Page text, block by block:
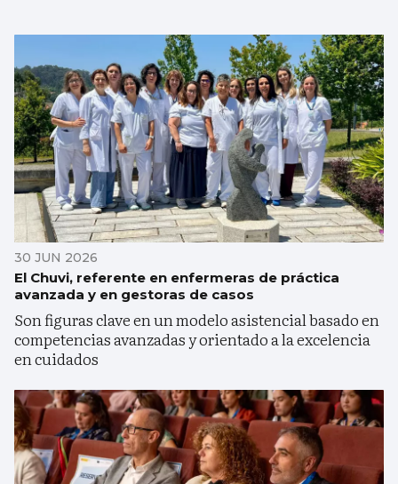
30 JUN 2026
El Chuvi, referente en enfermeras de práctica
avanzada y en gestoras de casos
Son figuras clave en un modelo asistencial basado en
competencias avanzadas y orientado a la excelencia
en cuidados